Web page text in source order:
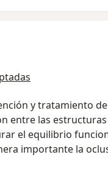
y tratamiento
entre las
el equilibrio
importante la